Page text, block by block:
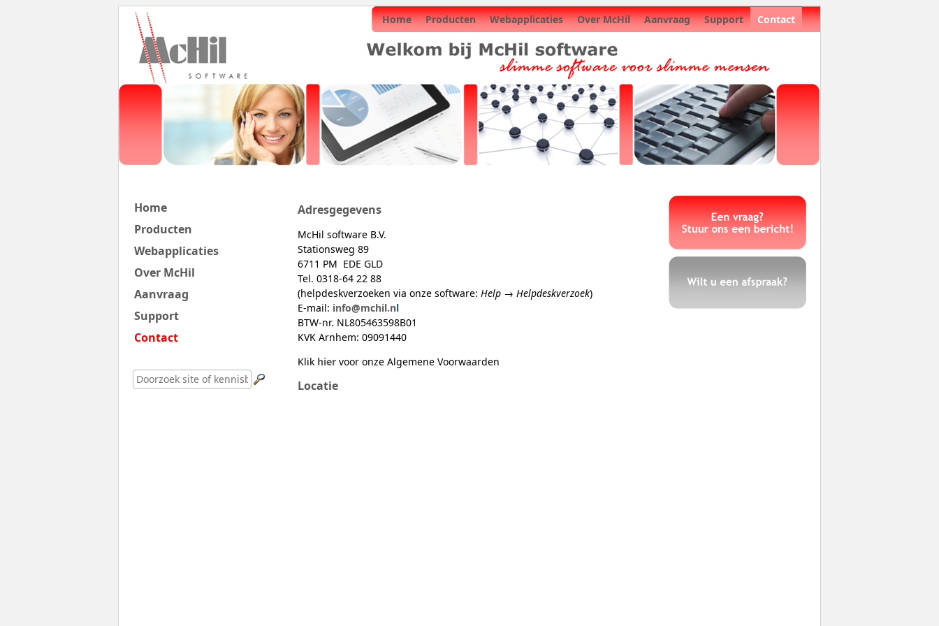
Home Producten Webapplicaties Over McHil Aanvraag Support Contact
Home
Producten
Webapplicaties
Over McHil
Aanvraag
Support
Contact
Adresgegevens
McHil software B.V.
Stationsweg 89
6711 PM EDE GLD
Tel. 0318-64 22 88
(helpdeskverzoeken via onze software: Help → Helpdeskverzoek)
E-mail: info@mchil.nl
BTW-nr. NL805463598B01
KVK Arnhem: 09091440
Klik hier voor onze Algemene Voorwaarden
Locatie